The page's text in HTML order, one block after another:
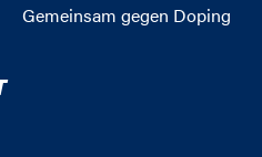
Gemeinsam gegen Doping